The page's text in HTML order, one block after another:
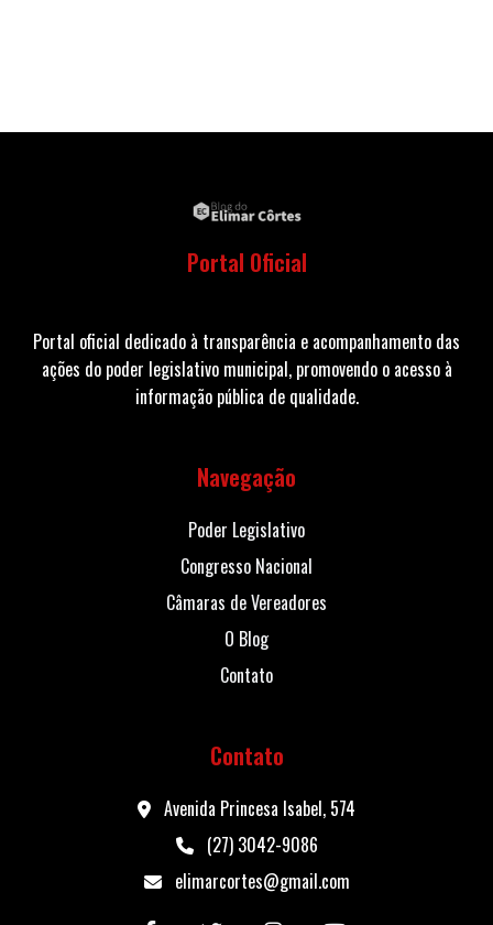
Portal Oficial
Portal oficial dedicado à transparência e acompanhamento das
ações do poder legislativo municipal, promovendo o acesso à
informação pública de qualidade.
Navegação
Poder Legislativo
Congresso Nacional
Câmaras de Vereadores
O Blog
Contato
Contato
Avenida Princesa Isabel, 574
(27) 3042-9086
elimarcortes@gmail.com